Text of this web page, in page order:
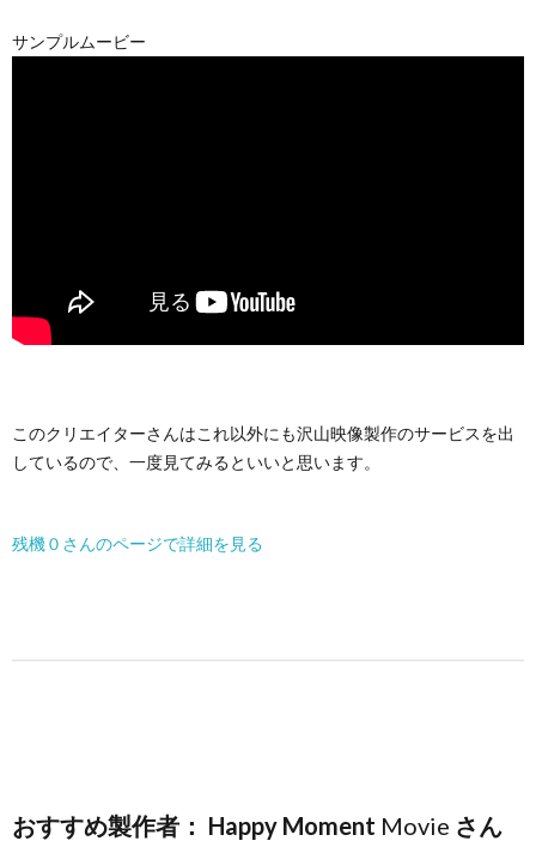
サンプルムービー
このクリエイターさんはこれ以外にも沢山映像製作のサービスを出
しているので、一度見てみるといいと思います。
残機０さんのページで詳細を見る
おすすめ製作者： Happy Moment Movie さん